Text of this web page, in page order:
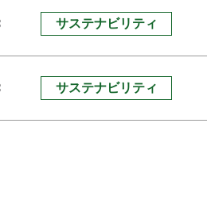
サステナビリティ
サステナビリティ